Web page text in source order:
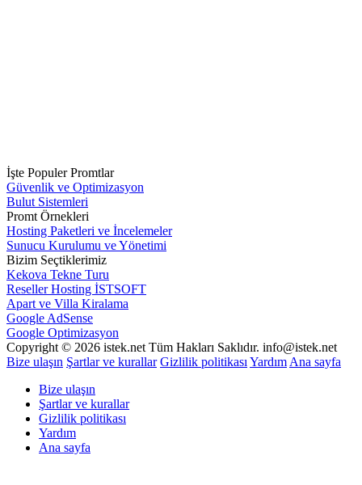
İşte Populer Promtlar
Güvenlik ve Optimizasyon
Bulut Sistemleri
Promt Örnekleri
Hosting Paketleri ve İncelemeler
Sunucu Kurulumu ve Yönetimi
Bizim Seçtiklerimiz
Kekova Tekne Turu
Reseller Hosting İSTSOFT
Apart ve Villa Kiralama
Google AdSense
Google Optimizasyon
Copyright © 2026 istek.net Tüm Hakları Saklıdır. info@istek.net
Bize ulaşın Şartlar ve kurallar Gizlilik politikası Yardım Ana sayfa
Bize ulaşın
Şartlar ve kurallar
Gizlilik politikası
Yardım
Ana sayfa